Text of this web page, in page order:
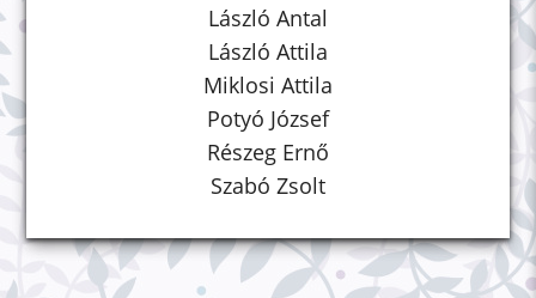
László Antal
László Attila
Miklosi Attila
Potyó József
Részeg Ernő
Szabó Zsolt